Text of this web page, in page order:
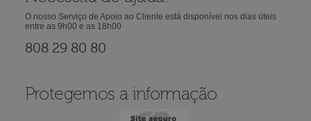
O nosso Serviço de Apoio ao Cliente está disponível nos dias úteis
entre as 9h00 e as 18h00
808 29 80 80
Protegemos a informação